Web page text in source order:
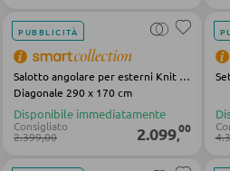
APPENDIABITI
Pannello appendiabiti
Appendiabiti a parete
PUBBLICITÀ
Salotto angolare per esterni Knit Dress beige poliestere acciaio
Diagonale 290 x 170 cm
Disponibile immediatamente
Consigliato
2.399,00 2.099,00